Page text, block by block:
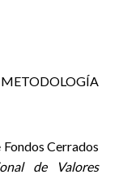
Cerrados
de Valores